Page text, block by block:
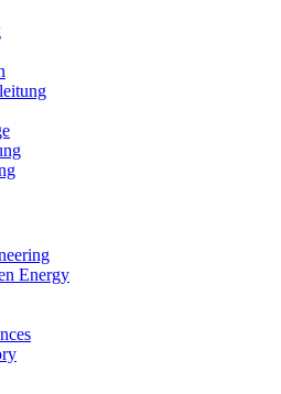
Energy